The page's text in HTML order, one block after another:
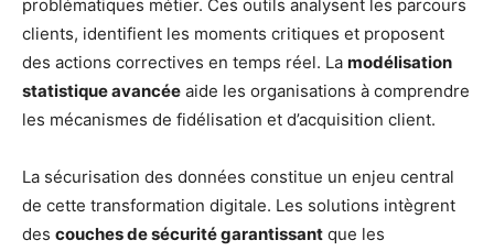
problématiques métier. Ces outils analysent les parcours
clients, identifient les moments critiques et proposent
des actions correctives en temps réel. La modélisation
statistique avancée aide les organisations à comprendre
les mécanismes de fidélisation et d’acquisition client.
La sécurisation des données constitue un enjeu central
de cette transformation digitale. Les solutions intègrent
des couches de sécurité garantissant que les